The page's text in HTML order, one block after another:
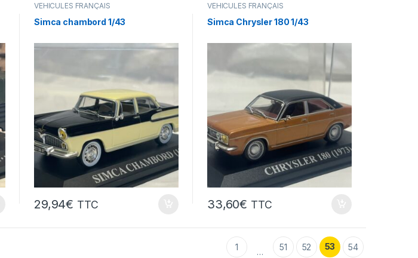
VÉHICULES FRANÇAIS
(voitures,camions...)
Simca chambord 1/43
29,94€ TTC
VÉHICULES FRANÇAIS
(voitures,camions...)
Simca Chrysler 180 1/43
33,60€ TTC
1 … 51 52 53 54